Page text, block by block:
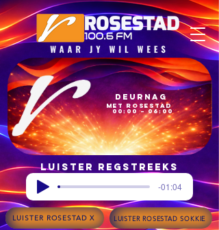
00:00 – 06:00
met Rosestad
Deurnag
Luister regstreeks
-01:04
LUISTER ROSESTAD X LUISTER ROSESTAD SOKKIE